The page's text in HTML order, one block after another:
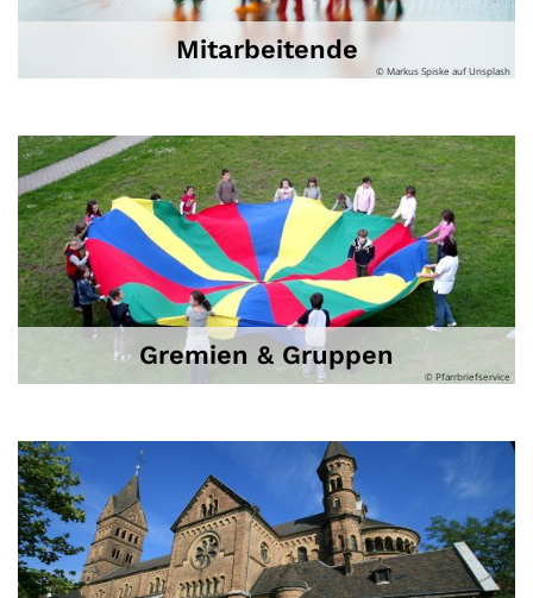
Mitarbeitende
© Markus Spiske auf Unsplash
Gremien & Gruppen
© Pfarrbriefservice